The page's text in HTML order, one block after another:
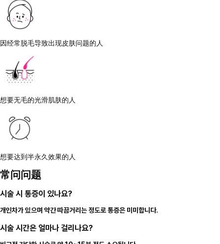
因经常脱毛导致出现皮肤问题的人
想要无毛的光滑肌肤的人
想要达到半永久效果的人
常问问题
시술 시 통증이 있나요?
개인차가 있으며 약간 따끔거리는 정도로 통증은 미미합니다.
시술 시간은 얼마나 걸리나요?